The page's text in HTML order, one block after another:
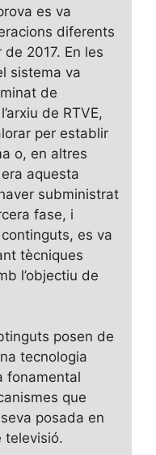
es va
diferents
2017. En les
sistema va
de
de RTVE,
per establir
o, en altres
aquesta
subministrat
fase, i
es va
tècniques
l’objectiu de
posen de
tecnologia
fonamental
que
posada en
televisió.